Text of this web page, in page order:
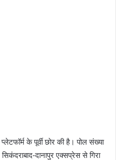
के पूर्वी छोर की है। पोल संख्या
दानापुर एक्सप्रेस से गिरा